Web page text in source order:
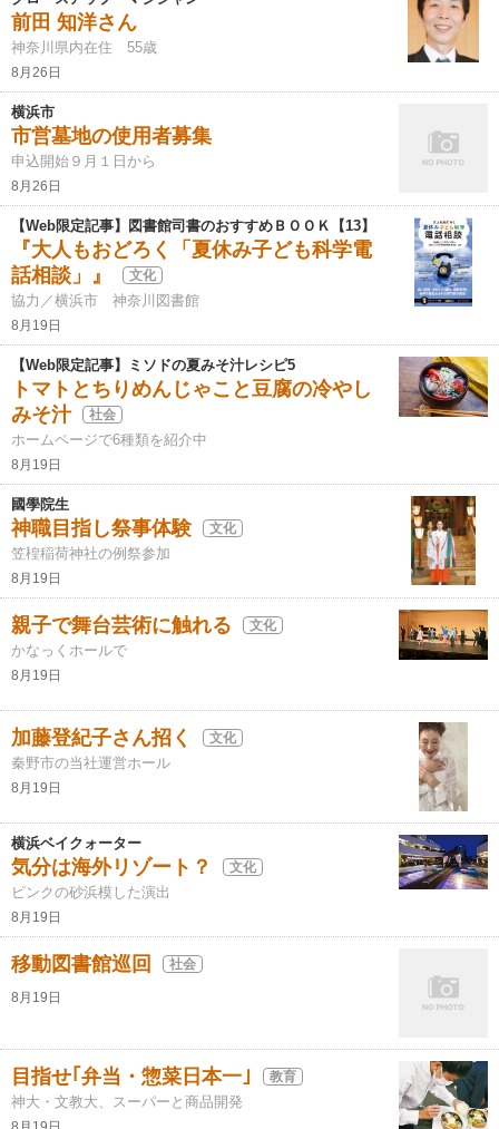
前田 知洋さん
神奈川県内在住 55歳
8月26日
横浜市
市営墓地の使用者募集
申込開始９月１日から
8月26日
【Web限定記事】図書館司書のおすすめＢＯＯＫ【13】
『大人もおどろく「夏休み子ども科学電
話相談」』
文化
協力／横浜市 神奈川図書館
8月19日
【Web限定記事】ミソドの夏みそ汁レシピ5
トマトとちりめんじゃこと豆腐の冷やし
みそ汁
社会
ホームページで6種類を紹介中
8月19日
國學院生
神職目指し祭事体験 文化
笠䅣稲荷神社の例祭参加
8月19日
親子で舞台芸術に触れる 文化
かなっくホールで
8月19日
加藤登紀子さん招く 文化
秦野市の当社運営ホール
8月19日
横浜ベイクォーター
気分は海外リゾート？ 文化
ピンクの砂浜模した演出
8月19日
移動図書館巡回 社会
8月19日
目指せ｢弁当・惣菜日本一｣ 教育
神大・文教大、スーパーと商品開発